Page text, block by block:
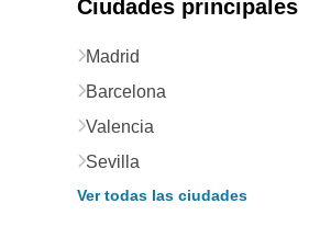
Ciudades principales
Madrid
Barcelona
Valencia
Sevilla
Ver todas las ciudades